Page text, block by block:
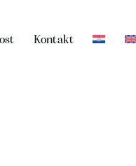
Kontakt